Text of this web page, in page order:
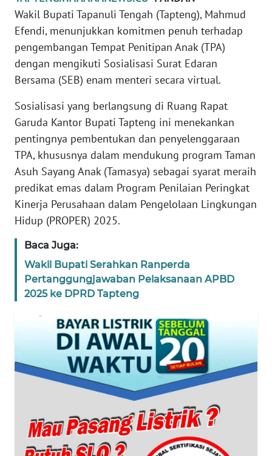
Wakil Bupati Tapanuli Tengah (Tapteng), Mahmud
Efendi, menunjukkan komitmen penuh terhadap
pengembangan Tempat Penitipan Anak (TPA)
dengan mengikuti Sosialisasi Surat Edaran
Bersama (SEB) enam menteri secara virtual.
Sosialisasi yang berlangsung di Ruang Rapat
Garuda Kantor Bupati Tapteng ini menekankan
pentingnya pembentukan dan penyelenggaraan
TPA, khususnya dalam mendukung program Taman
Asuh Sayang Anak (Tamasya) sebagai syarat meraih
predikat emas dalam Program Penilaian Peringkat
Kinerja Perusahaan dalam Pengelolaan Lingkungan
Hidup (PROPER) 2025.
Baca Juga:
Wakil Bupati Serahkan Ranperda
Pertanggungjawaban Pelaksanaan APBD
2025 ke DPRD Tapteng
REDAKSI
DISCLAIMER
Wahana
News
Regional
WN
SUMUT
WN
JAKARTA
WN
JABAR
WN
WN
PAPUA